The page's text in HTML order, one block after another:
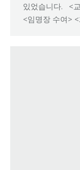
있었습니다. <
<임명장 수여>